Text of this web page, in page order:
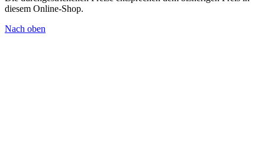
diesem Online-Shop.
Nach oben